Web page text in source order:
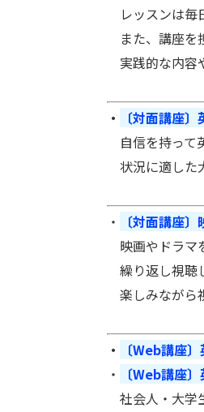
レッスンは毎
また、講座を
実践的な内容
・ 〔対面講座
自信を持って
状況に適した
・ 〔対面講座
映画やドラマ
繰り返し視聴
楽しみながら
・ 〔Web講座
・
〔Web講座
社会人・大学